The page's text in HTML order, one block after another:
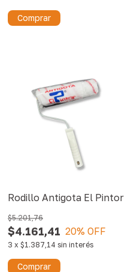
Comprar
Rodillo Antigota El Pintor
$4.161,41
$5.201,76
20% OFF
3 x $1.387,14 sin interés
Comprar